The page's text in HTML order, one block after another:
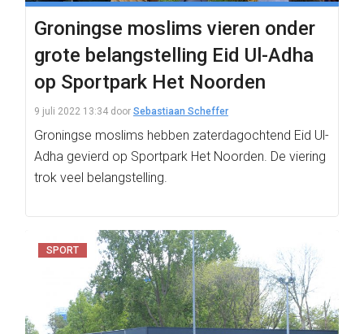
Groningse moslims vieren onder
grote belangstelling Eid Ul-Adha
op Sportpark Het Noorden
9 juli 2022 13:34 door Sebastiaan Scheffer
Groningse moslims hebben zaterdagochtend Eid Ul-
Adha gevierd op Sportpark Het Noorden. De viering
trok veel belangstelling.
SPORT